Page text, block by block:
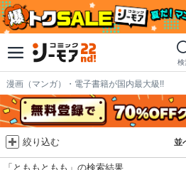
検
漫画（マンガ）・電子書籍が国内最大級!!
並
絞り込む
「とももともも」の検索結果